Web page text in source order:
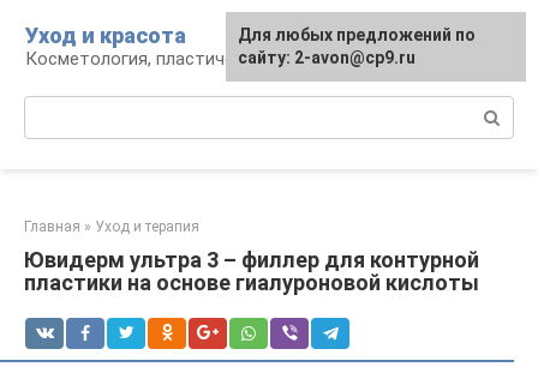
контенту
Уход и красота
Косметология, пластическая хирургия, уход
Главная » Уход и терапия
Ювидерм ультра 3 – филлер для контурной
пластики на основе гиалуроновой кислоты
Для любых предложений по
сайту: 2-avon@cp9.ru